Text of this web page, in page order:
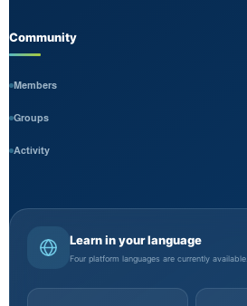
Community
Members
Groups
Activity
Learn in your language
Four platform languages are currently available.